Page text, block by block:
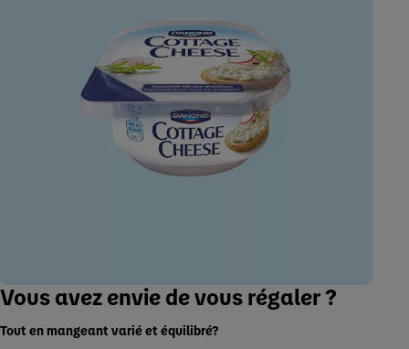
Vous avez envie de vous régaler ?
Tout en mangeant varié et équilibré?